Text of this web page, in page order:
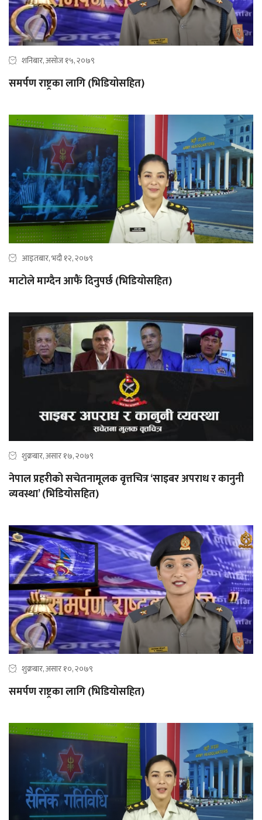
शनिबार, असोज १५, २०७९
समर्पण राष्ट्रका लागि (भिडियोसहित)
आइतबार, भदौ १२, २०७९
माटोले माग्दैन आफैं दिनुपर्छ (भिडियोसहित)
शुक्रबार, असार १७, २०७९
नेपाल प्रहरीको सचेतनामूलक वृत्तचित्र ‘साइबर अपराध र कानुनी
व्यवस्था’ (भिडियोसहित)
शुक्रबार, असार १०, २०७९
समर्पण राष्ट्रका लागि (भिडियोसहित)